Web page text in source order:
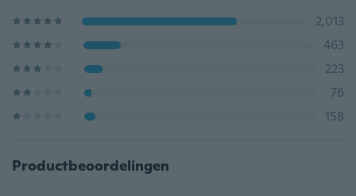
2,013
463
223
76
158
Productbeoordelingen